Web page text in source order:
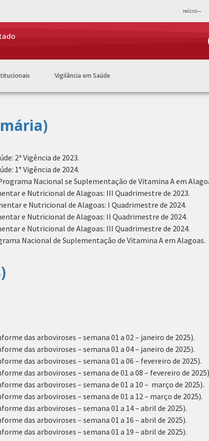
INÍCIO—
Vigilância em Saúde
2ª Vigência de 2023.
1° Vigência de 2024.
Nacional se Suplementação de Vitamina A em
e Nutricional de Alagoas: III Quadrimestre de 2023.
e Nutricional de Alagoas: I Quadrimestre de 2024.
e Nutricional de Alagoas: II Quadrimestre de 2024.
e Nutricional de Alagoas: III Quadrimestre de 2024.
Nacional de Suplementação de Vitamina A em Alagoas.
das arboviroses – semana 01 a 02 – janeiro de 2025).
das arboviroses – semana 01 a 04 – janeiro de 2025).
das arboviroses – semana 01 a 06 – fevereiro de 2025).
das arboviroses – semana de 01 a 08 – fevereiro de
das arboviroses – semana de 01 a 10 – março de 2025).
das arboviroses – semana de 01 a 12 – março de 2025).
das arboviroses – semana 01 a 14 – abril de 2025).
das arboviroses – semana 01 a 16 – abril de 2025).
das arboviroses – semana 01 a 19 – abril de 2025).